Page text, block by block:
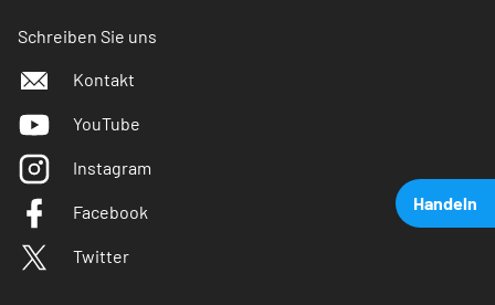
Handeln
Schreiben Sie uns
Kontakt
YouTube
Instagram
Facebook
Twitter